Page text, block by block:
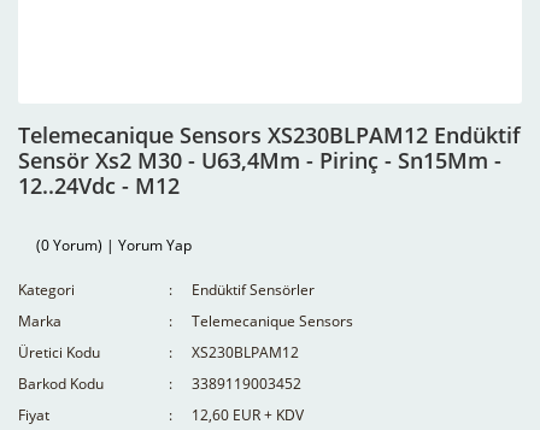
Telemecanique Sensors XS230BLPAM12 Endüktif
Sensör Xs2 M30 - U63,4Mm - Pirinç - Sn15Mm -
12..24Vdc - M12
(0 Yorum) | Yorum Yap
Kategori
Endüktif Sensörler
Marka
Telemecanique Sensors
Üretici Kodu
XS230BLPAM12
Barkod Kodu
3389119003452
Fiyat
12,60 EUR + KDV